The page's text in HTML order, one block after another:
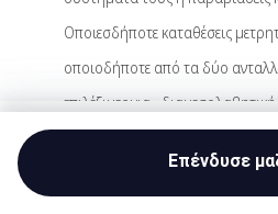
Οποιεσδήποτε καταθέσεις
οποιοδήποτε από τα δύο
επιλέξιμες για
Επένδυσε
Start
Capital at